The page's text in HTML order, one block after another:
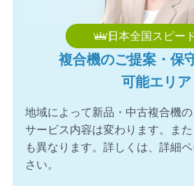
日本全国スピー
複合機のご提案・保
可能エリア
地域によって新品・中古複合機
サービス内容は変わります。ま
も異なります。詳しくは、詳細
さい。